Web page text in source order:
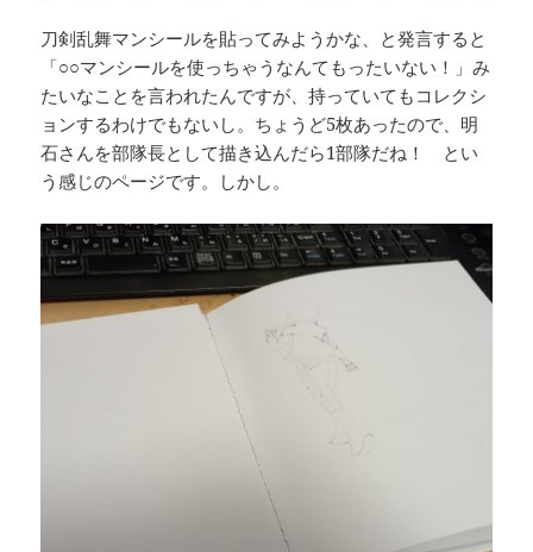
刀剣乱舞マンシールを貼ってみようかな、と発言すると
「○○マンシールを使っちゃうなんてもったいない！」み
たいなことを言われたんですが、持っていてもコレクシ
ョンするわけでもないし。ちょうど5枚あったので、明
石さんを部隊長として描き込んだら1部隊だね！ とい
う感じのページです。しかし。